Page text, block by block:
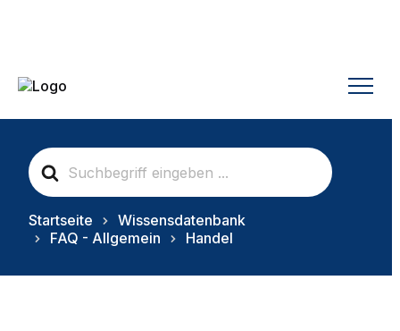
S
e
a
c
o
Startseite
Wissensdatenbank
FAQ - Allgemein
Handel